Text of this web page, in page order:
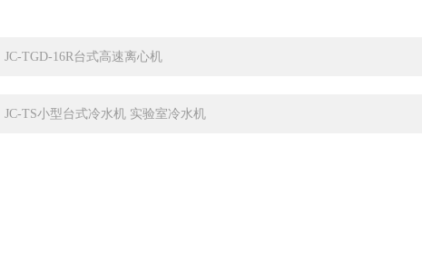
JC-TGD-16R台式高速离心机
JC-TS小型台式冷水机 实验室冷水机